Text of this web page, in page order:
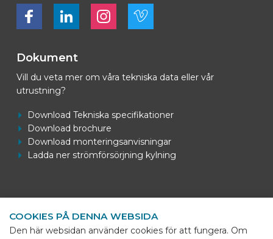
Bekijk ons op FacebookBekijk ons op LinkedInBekijk ons op LinkedInBekijk ons op Vimeo
Dokument
Vill du veta mer om våra tekniska data eller vår
utrustning?
Download Tekniska specifikationer
Download brochure
Download monteringsanvisningar
Ladda ner strömförsörjning kylning
BEKS Systems
COOKIES PÅ DENNA WEBSIDA
Den här websidan använder cookies för att fungera. Om